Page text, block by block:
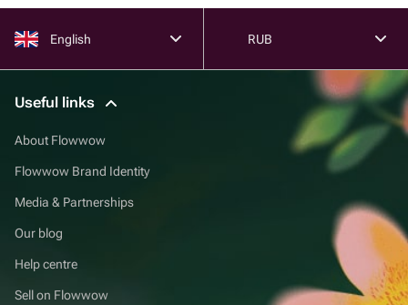
English RUB
Useful links
About Flowwow
Flowwow Brand Identity
Media & Partnerships
Our blog
Help centre
Sell on Flowwow